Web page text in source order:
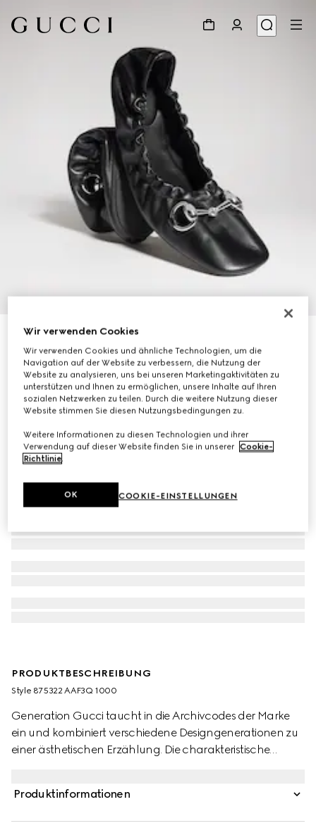
Damen Prima Ballerina
€ 620
PRODUKTBESCHREIBUNG
Style ‎875322 AAF3Q 1000
Generation Gucci taucht in die Archivcodes der Marke
ein und kombiniert verschiedene Designgenerationen zu
einer ästhetischen Erzählung. Die charakteristische
Lederobermaterial mit einem elastischen Schaft aus, der
Produktinformationen
Wir verwenden Cookies
Wir verwenden Cookies und ähnliche Technologien, um die
Navigation auf der Website zu verbessern, die Nutzung der
Website zu analysieren, uns bei unseren Marketingaktivitäten zu
unterstützen und Ihnen zu ermöglichen, unsere Inhalte auf Ihren
sozialen Netzwerken zu teilen. Durch die weitere Nutzung dieser
Website stimmen Sie diesen Nutzungsbedingungen zu.
Weitere Informationen zu diesen Technologien und ihrer
Verwendung auf dieser Website finden Sie in unserer Cookie-
Richtlinie.
COOKIE-EINSTELLUNGEN
OK